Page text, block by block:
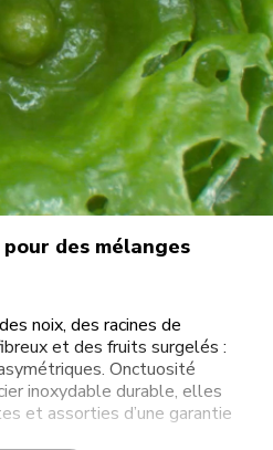
des mélanges
noix, des racines de
et des fruits surgelés :
Onctuosité
inoxydable durable, elles
et assorties d’une garantie